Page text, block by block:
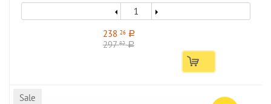
238 26 a
29782 a
Sale